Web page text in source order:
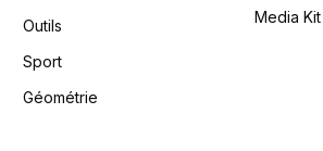
Outils
Sport
Géométrie
Media Kit